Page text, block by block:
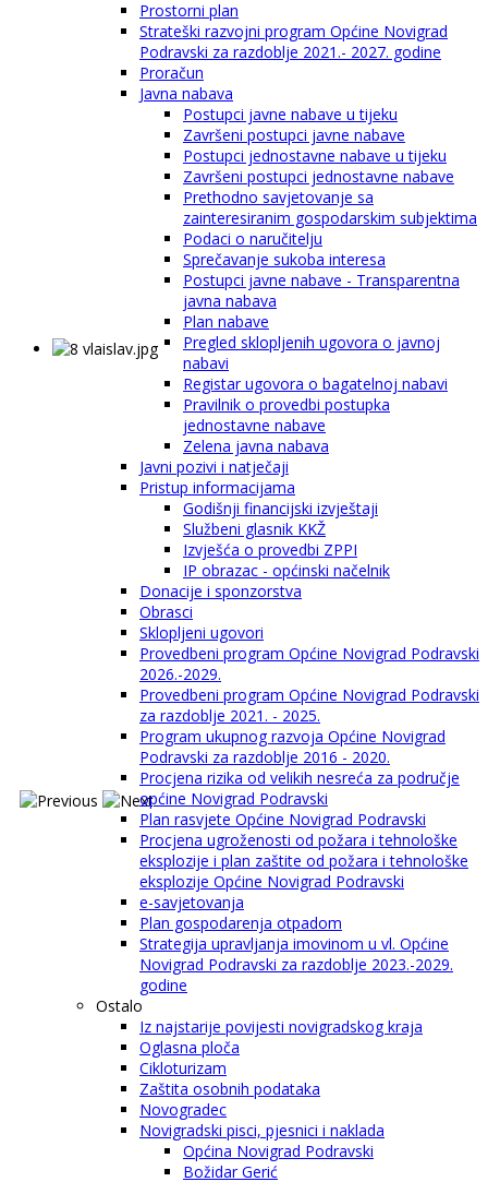
Prostorni plan
Strateški razvojni program Općine Novigrad
Podravski za razdoblje 2021.- 2027. godine
Proračun
Javna nabava
Postupci javne nabave u tijeku
Završeni postupci javne nabave
Postupci jednostavne nabave u tijeku
Završeni postupci jednostavne nabave
Prethodno savjetovanje sa
zainteresiranim gospodarskim subjektima
Podaci o naručitelju
Sprečavanje sukoba interesa
Postupci javne nabave - Transparentna
javna nabava
Plan nabave
Pregled sklopljenih ugovora o javnoj
nabavi
Registar ugovora o bagatelnoj nabavi
Pravilnik o provedbi postupka
jednostavne nabave
Zelena javna nabava
Javni pozivi i natječaji
Pristup informacijama
Godišnji financijski izvještaji
Službeni glasnik KKŽ
Izvješća o provedbi ZPPI
IP obrazac - općinski načelnik
Donacije i sponzorstva
Obrasci
Sklopljeni ugovori
Provedbeni program Općine Novigrad Podravski
2026.-2029.
Provedbeni program Općine Novigrad Podravski
za razdoblje 2021. - 2025.
Program ukupnog razvoja Općine Novigrad
Podravski za razdoblje 2016 - 2020.
Procjena rizika od velikih nesreća za područje
općine Novigrad Podravski
Plan rasvjete Općine Novigrad Podravski
Procjena ugroženosti od požara i tehnološke
eksplozije i plan zaštite od požara i tehnološke
eksplozije Općine Novigrad Podravski
e-savjetovanja
Plan gospodarenja otpadom
Strategija upravljanja imovinom u vl. Općine
Novigrad Podravski za razdoblje 2023.-2029.
godine
Ostalo
Iz najstarije povijesti novigradskog kraja
Oglasna ploča
Cikloturizam
Zaštita osobnih podataka
Novogradec
Novigradski pisci, pjesnici i naklada
Općina Novigrad Podravski
Božidar Gerić